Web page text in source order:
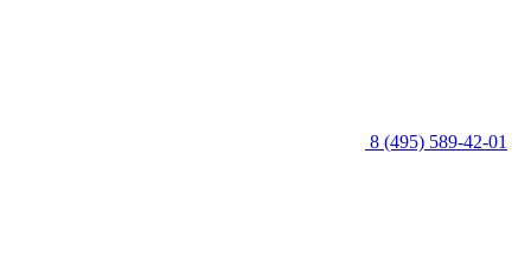
8 (495) 589-42-01